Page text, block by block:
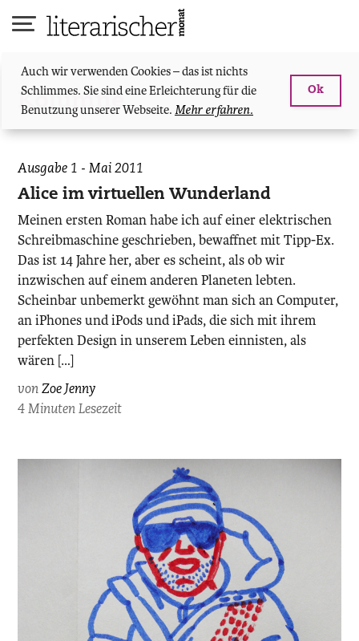
Auch wir verwenden Cookies – das ist nichts
Schlimmes. Sie sind eine Erleichterung für die
Benutzung unserer Webseite. Mehr erfahren.
Ok
Kolumne
Ausgabe 1 - Mai 2011
Alice im virtuellen Wunderland
Meinen ersten Roman habe ich auf einer elektrischen
Schreibmaschine geschrieben, bewaffnet mit Tipp-Ex.
Das ist 14 Jahre her, aber es scheint, als ob wir
inzwischen auf einem anderen Planeten lebten.
Scheinbar unbemerkt gewöhnt man sich an Computer,
an iPhones und iPods und iPads, die sich mit ihrem
perfekten Design in unserem Leben einnisten, als
wären […]
vonZoe Jenny
4 Minuten Lesezeit